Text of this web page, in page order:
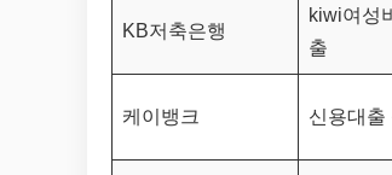
KB저축은행
kiwi여성
출
케이뱅크 신용대출